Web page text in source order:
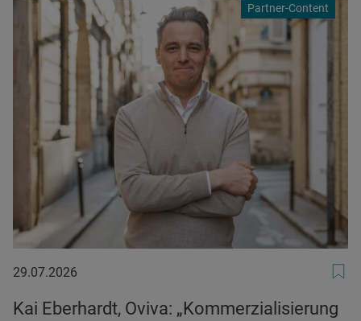
Partner-Content
29.07.2026
29.07.2026
Kai Eberhardt, Oviva: „Kommerzialisierung